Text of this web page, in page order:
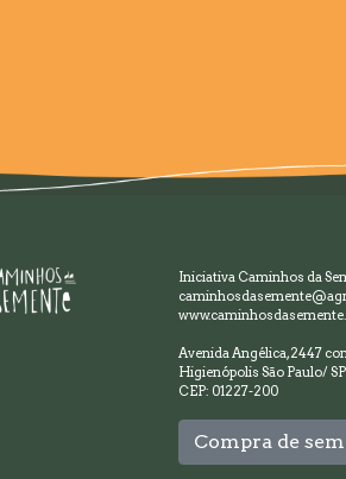
Iniciativa Caminhos da
Avenida Angélica, 2447
Higienópolis São Paulo/ SP
CEP: 01227-200
Compra de